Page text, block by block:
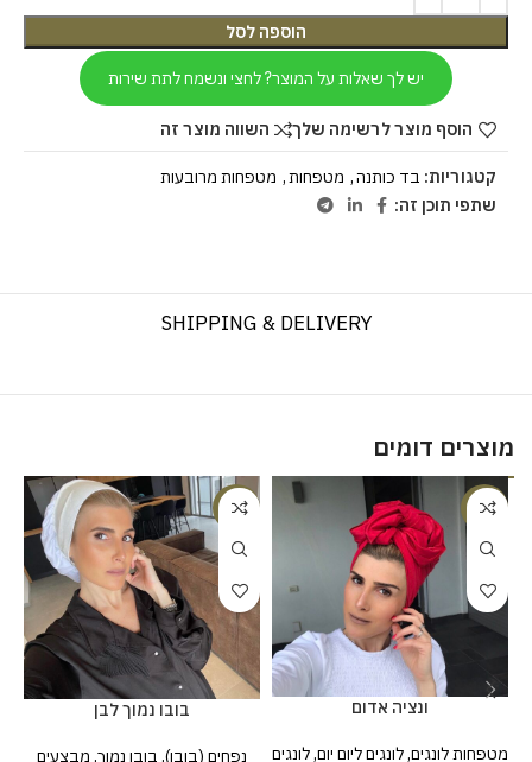
הוספה לסל
יש לך שאלות על המוצר? לחצי ונשמח לתת שירות
הוסף מוצר לרשימה שלך השווה מוצר זה
קטגוריות: בד כותנה, מטפחות, מטפחות מרובעות
שתפי תוכן זה:
SHIPPING & DELIVERY
מוצרים דומים
-25%
ונציה אדום
מטפחות לונגים,לונגים ליום יום,לונגים
-10%
בובו נמוך לבן
נפחים (בובו), בובו נמוך, מבצעים